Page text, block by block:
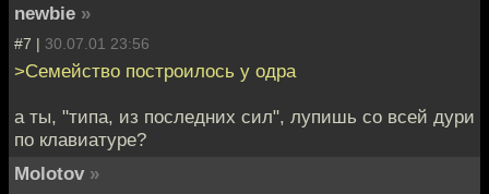
newbie »
#7 | 30.07.01 23:56
>Семейство построилось у одра
а ты, "типа, из последних сил", лупишь со всей дури
по клавиатуре?
Molotov »